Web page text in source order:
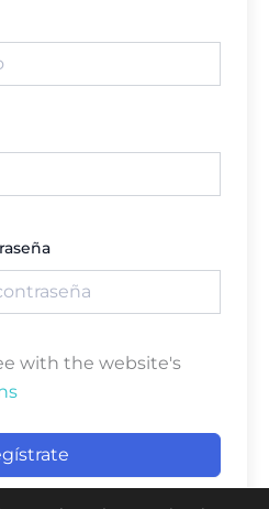
with the website's